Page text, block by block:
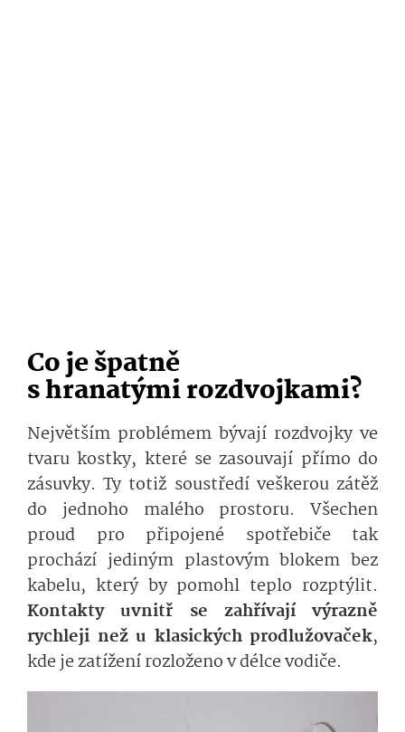
Co je špatně
s hranatými roz­dvojkami?
Největším problémem bývají rozdvojky ve
tvaru kostky, které se zasouvají přímo do
zásuvky. Ty totiž soustředí veškerou zátěž
do jednoho malého prostoru. Všechen
proud pro připojené spotřebiče tak
prochází jediným plastovým blokem bez
kabelu, který by pomohl teplo rozptýlit.
Kontakty uvnitř se zahřívají výrazně
rychleji než u klasických prodlužovaček,
kde je zatížení rozloženo v délce vodiče.